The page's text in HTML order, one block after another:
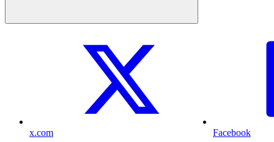
x.com Facebook